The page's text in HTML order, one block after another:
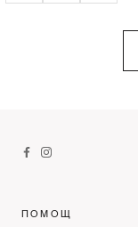
ПОМОЩ